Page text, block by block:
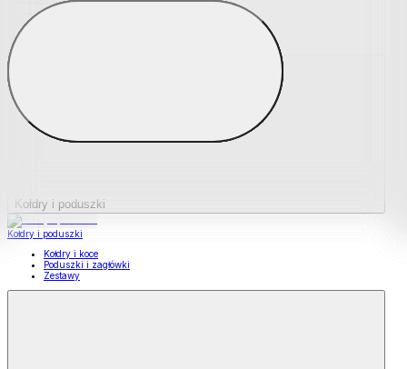
Podkładki na materace
Materace nawierzchniowe
Kołdry i poduszki
Kołdry i poduszki
Kołdry i koce
Poduszki i zagłówki
Zestawy